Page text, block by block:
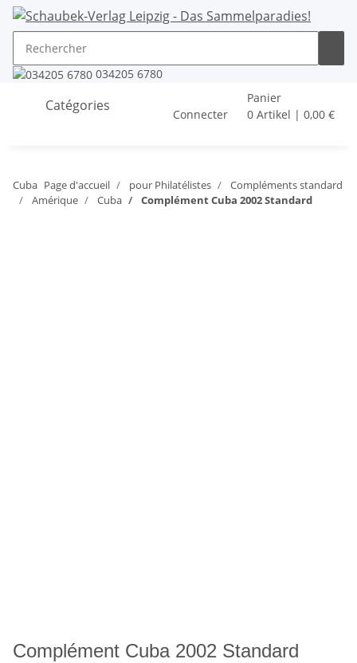
034205 6780
Catégories
Connecter
Panier
0 Artikel | 0,00 €
Cuba Page d'accueil pour Philatélistes
Compléments standard
Amérique
Cuba Complément Cuba 2002 Standard
Complément Cuba 2002 Standard